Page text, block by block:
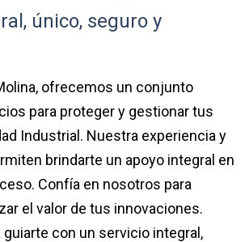
único, seguro y
ofrecemos un conjunto
para proteger y gestionar tus
Industrial. Nuestra experiencia y
brindarte un apoyo integral en
Confía en nosotros para
el valor de tus innovaciones.
guiarte con un servicio integral,